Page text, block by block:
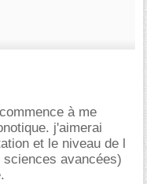
à me
j'aimerai
et le niveau de l
avancées)